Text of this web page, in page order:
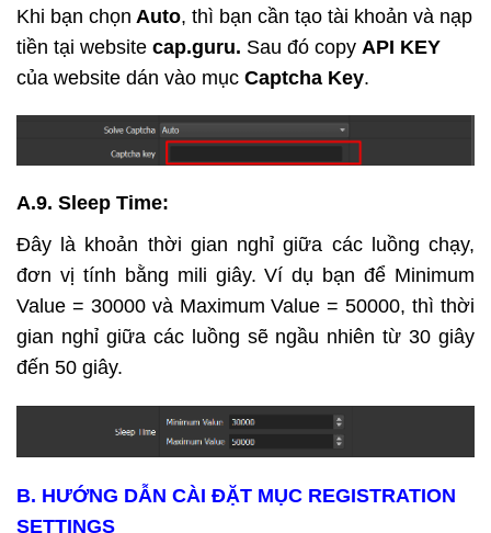
Khi bạn chọn Auto, thì bạn cần tạo tài khoản và nạp
tiền tại website cap.guru. Sau đó copy API KEY
của website dán vào mục Captcha Key.
A.9. Sleep Time:
Đây là khoản thời gian nghỉ giữa các luồng chạy,
đơn vị tính bằng mili giây. Ví dụ bạn để Minimum
Value = 30000 và Maximum Value = 50000, thì thời
gian nghỉ giữa các luồng sẽ ngầu nhiên từ 30 giây
đến 50 giây.
B. HƯỚNG DẪN CÀI ĐẶT MỤC REGISTRATION
SETTINGS